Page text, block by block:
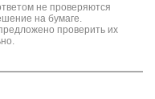
не проверяются
на бумаге.
проверить их